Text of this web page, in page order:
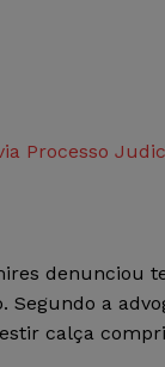
Processo
denunciou
a
calça